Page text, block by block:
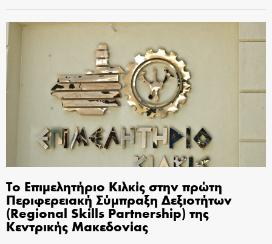
Το Επιμελητήριο Κιλκίς στην πρώτη
Περιφερειακή Σύμπραξη Δεξιοτήτων
(Regional Skills Partnership) της
Κεντρικής Μακεδονίας